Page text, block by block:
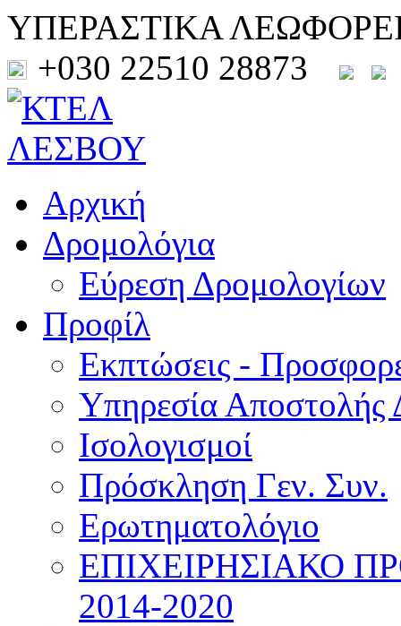
ΥΠΕΡΑΣΤΙΚΑ
+030 22510 28873
Αρχική
Δρομολόγια
Εύρεση Δρομολογίων
Προφίλ
Εκπτώσεις -
Υπηρεσία Αποστολής
Ισολογισμοί
Πρόσκληση Γεν. Συν.
Ερωτηματολόγιο
ΕΠΙΧΕΙΡΗΣΙΑΚΟ
2014-2020